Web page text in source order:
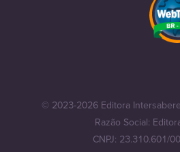
© 2023-2026 Editora
Razão Social:
CNPJ: 23.310.601/